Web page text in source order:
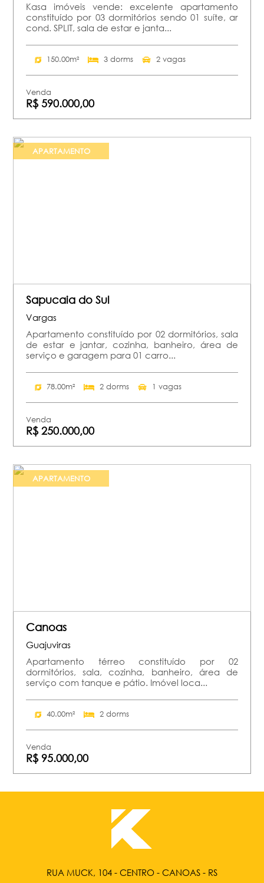
Kasa imóveis vende: excelente apartamento
constituído por 03 dormitórios sendo 01 suíte, ar
cond. SPLIT, sala de estar e janta...
150.00m² 3 dorms 2 vagas
Venda
R$ 590.000,00
APARTAMENTO
Sapucaia do Sul
Vargas
Apartamento constituído por 02 dormitórios, sala
de estar e jantar, cozinha, banheiro, área de
serviço e garagem para 01 carro...
78.00m² 2 dorms 1 vagas
Venda
R$ 250.000,00
APARTAMENTO
Canoas
Guajuviras
Apartamento térreo constituído por 02
dormitórios, sala, cozinha, banheiro, área de
serviço com tanque e pátio. Imóvel loca...
40.00m² 2 dorms
Venda
R$ 95.000,00
RUA MUCK, 104 - CENTRO - CANOAS - RS